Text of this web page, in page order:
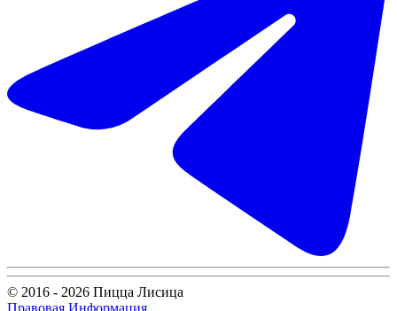
© 2016 - 2026 Пицца Лисица
Правовая Информация